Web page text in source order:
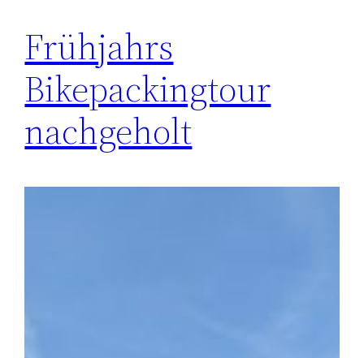
Frühjahrs
Bikepackingtour
nachgeholt